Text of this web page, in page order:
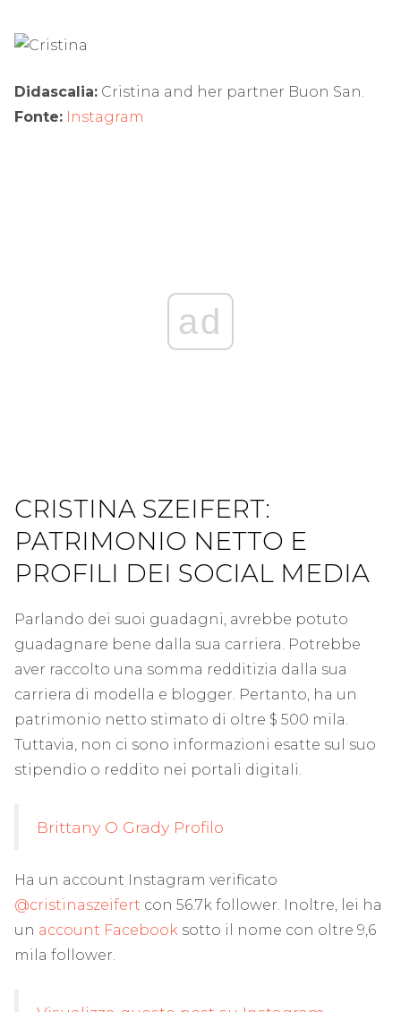
Didascalia: Cristina and her partner Buon San.
Fonte: Instagram
ad
CRISTINA SZEIFERT:
PATRIMONIO NETTO E
PROFILI DEI SOCIAL MEDIA
Parlando dei suoi guadagni, avrebbe potuto
guadagnare bene dalla sua carriera. Potrebbe
aver raccolto una somma redditizia dalla sua
carriera di modella e blogger. Pertanto, ha un
patrimonio netto stimato di oltre $ 500 mila.
Tuttavia, non ci sono informazioni esatte sul suo
stipendio o reddito nei portali digitali.
Brittany O Grady Profilo
Ha un account Instagram verificato
@cristinaszeifert con 56.7k follower. Inoltre, lei ha
un account Facebook sotto il nome con oltre 9,6
mila follower.